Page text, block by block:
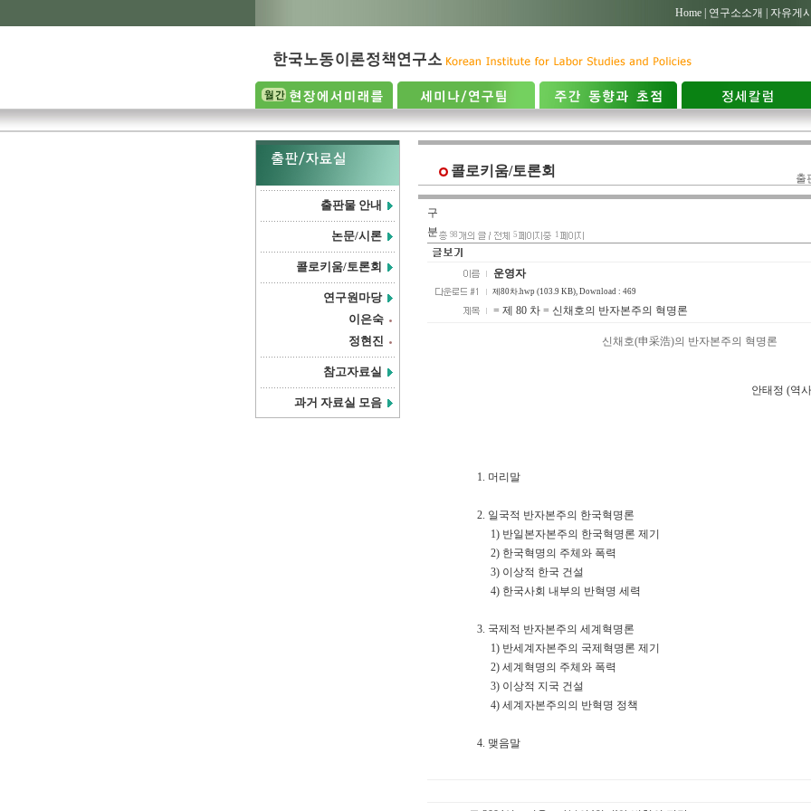
Home | 연구소소개 | 자유게
출판물 안내
논문/시론
콜로키움/토론회
연구원마당
이은숙
정현진
참고자료실
과거 자료실 모음
콜로키움/토론회 출
구
분
98 5
1
운영자
제80차.hwp (103.9 KB), Download : 469
= 제 80 차 = 신채호의 반자본주의 혁명론
신채호(申采浩)의 반자본주의 혁명론
안태정 (역
1. 머리말
2. 일국적 반자본주의 한국혁명론
1) 반일본자본주의 한국혁명론 제기
2) 한국혁명의 주체와 폭력
3) 이상적 한국 건설
4) 한국사회 내부의 반혁명 세력
3. 국제적 반자본주의 세계혁명론
1) 반세계자본주의 국제혁명론 제기
2) 세계혁명의 주체와 폭력
3) 이상적 지국 건설
4) 세계자본주의의 반혁명 정책
4. 맺음말